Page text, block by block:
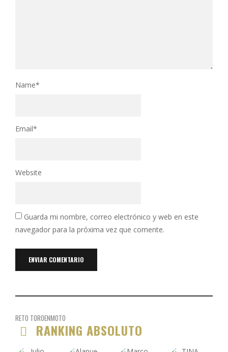
Name*
Email*
Website
Guarda mi nombre, correo electrónico y web en este
navegador para la próxima vez que comente.
RETO TOROENMOTO
RANKING ABSOLUTO